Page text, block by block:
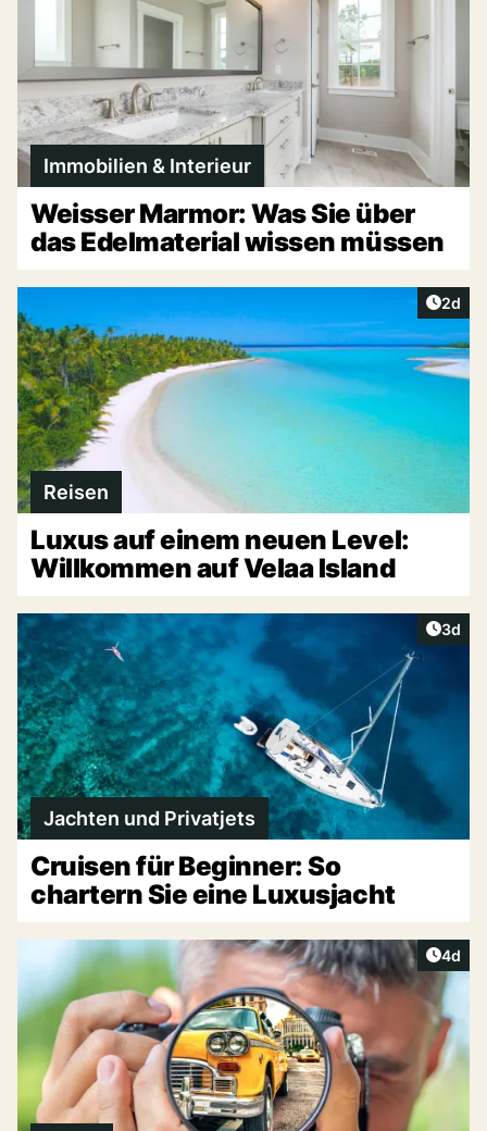
Immobilien & Interieur
Weisser Marmor: Was Sie über
das Edelmaterial wissen müssen
2d
Reisen
Luxus auf einem neuen Level:
Willkommen auf Velaa Island
3d
Jachten und Privatjets
Cruisen für Beginner: So
chartern Sie eine Luxusjacht
4d